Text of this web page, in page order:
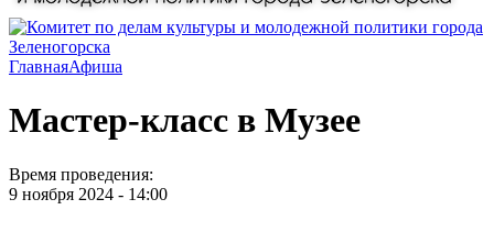
ГлавнаяАфиша
Мастер-класс в Музее
Время проведения:
9 ноября 2024 - 14:00